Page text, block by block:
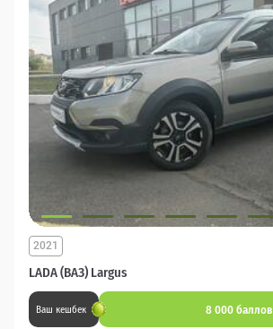
LADA (ВАЗ) Largus
2021
Ваш кешбек 8 000 баллов